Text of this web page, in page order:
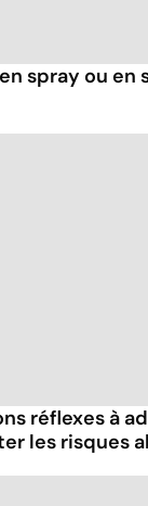
spray ou en
réflexes à
les risques